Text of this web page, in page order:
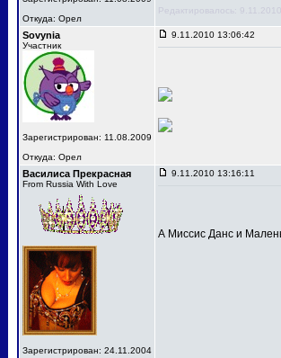
Откуда: Орел
Редактировалось:
Sovynia
Участник
Зарегистрирован: 11.08.2009
Откуда: Орел
9.11.2010 13:06:42
Василиса Прекрасная
From Russia With Love
Зарегистрирован: 24.11.2004
9.11.2010 13:16:11
А Миссис Данс и